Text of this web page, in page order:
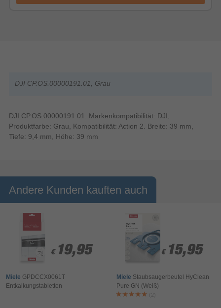
DJI CP.OS.00000191.01, Grau
DJI CP.OS.00000191.01. Markenkompatibilität: DJI,
Produktfarbe: Grau, Kompatibilität: Action 2. Breite: 39 mm,
Tiefe: 9,4 mm, Höhe: 39 mm
Andere Kunden kauften auch
€ 19,95
€ 19,95
Miele GPDCCX0061T
Entkalkungstabletten
€ 15,95
€ 15,95
Miele Staubsaugerbeutel HyClean
Pure GN (Weiß)
(2)